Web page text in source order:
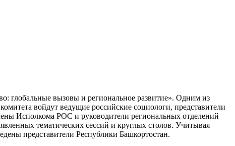
глобальные вызовы и региональное развитие». Одним из
войдут ведущие российские социологи, представители
Исполкома РОС и руководители региональных отделений
тематических сессий и круглых столов. Учитывая
представители Республики Башкортостан.